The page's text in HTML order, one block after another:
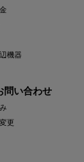
機器
問い合わせ
更